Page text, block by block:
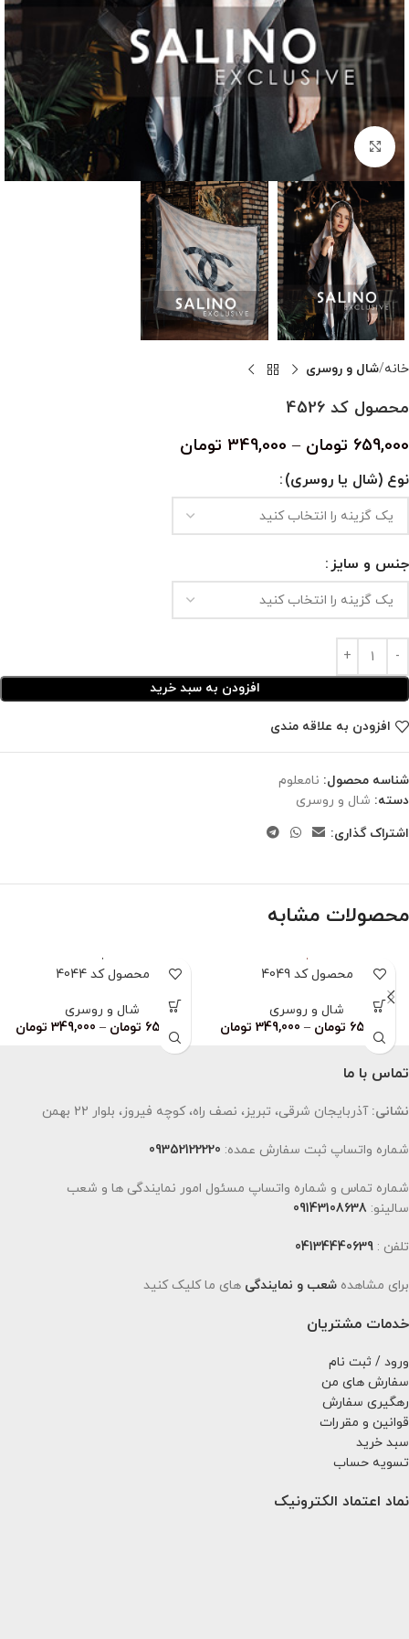
بزرگنمایی تصویر
خانه شال و روسری
محصول کد 4526
659,000 تومان –
349,000 تومان
نوع (شال یا روسری)
جنس و سایز
افزودن به سبد خرید
افزودن به علاقه مندی
شناسه محصول: نامعلوم
دسته: شال و روسری
اشتراک گذاری:
محصولات مشابه
محصول کد 4049
شال و روسری
659,000 تومان –
349,000 تومان
محصول کد 4044
شال و روسری
659,000 تومان –
349,000 تومان
تماس با ما
نشانی: آذربایجان شرقی، تبریز، نصف راه، کوچه فیروز، بلوار 22 بهمن
شماره واتساپ ثبت سفارش عمده: 09352122220
شماره تماس و شماره واتساپ مسئول امور نمایندگی ها و شعب
سالینو: 09143108638
تلفن : 04134440639
برای مشاهده شعب و نمایندگی های ما کلیک کنید
خدمات مشتریان
ورود / ثبت نام
سفارش های من
رهگیری سفارش
قوانین و مقررات
سبد خرید
تسویه حساب
نماد اعتماد الکترونیک